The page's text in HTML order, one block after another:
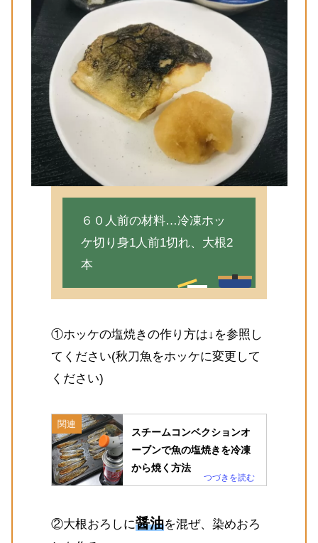
６０人前の材料…冷凍ホッ
ケ切り身1人前1切れ、大根2
本
①ホッケの塩焼きの作り方は↓を参照し
てください(秋刀魚をホッケに変更して
ください)
関連
スチームコンベクションオ
ーブンで魚の塩焼きを冷凍
から焼く方法
②大根おろしに醤油を混ぜ、染めおろ